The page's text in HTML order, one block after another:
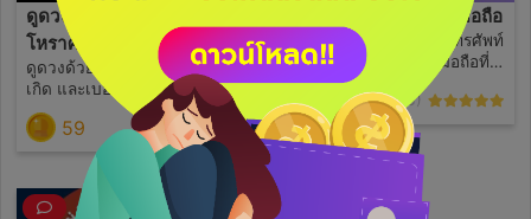
ดูดวงด้วยไพ่ออราเคิล
โหราศาสตร์ไทยและเบอร์
โทรศัพท์
ดูดวงด้วย วันเดือนปีเกิด เวลา
เกิด และเบอร์โทรศัพท์นะคะ
59 (0)
วิเคราะห์เบอร์โทรศัพท์มือถือ
รับดูดวงวิเคราะห์ เบอร์โทรศัพท์
มือถือฟรีนะคะ ว่าเบอร์มือถือที่
ใช้ส่งผลให้เราเป็นคนอย่างไร
ไม่ต้องบอกเบอร์ครบ7ตัวนะบอก
แค่5ตัวท้าย หรือ3ตัวท้ายก็
ทำนายได้แล้วจร้า ว่างแล้วจะ
มาทยอยตอบให้นะคะ ขอบคุณ
ฟรี (23)